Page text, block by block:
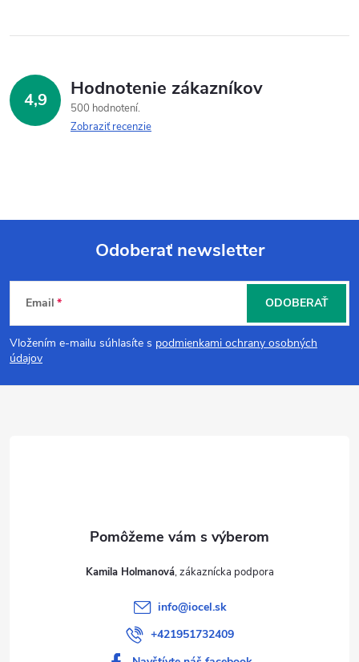
4,9 Hodnotenie zákazníkov
500 hodnotení
Zobraziť recenzie
Z
á
p
Odoberať newsletter
Email
Vložením e-mailu súhlasíte s podmienkami ochrany osobných
údajov
ODOBERAŤ
Kamila Holmanová
info@iocel.sk
+421951732409